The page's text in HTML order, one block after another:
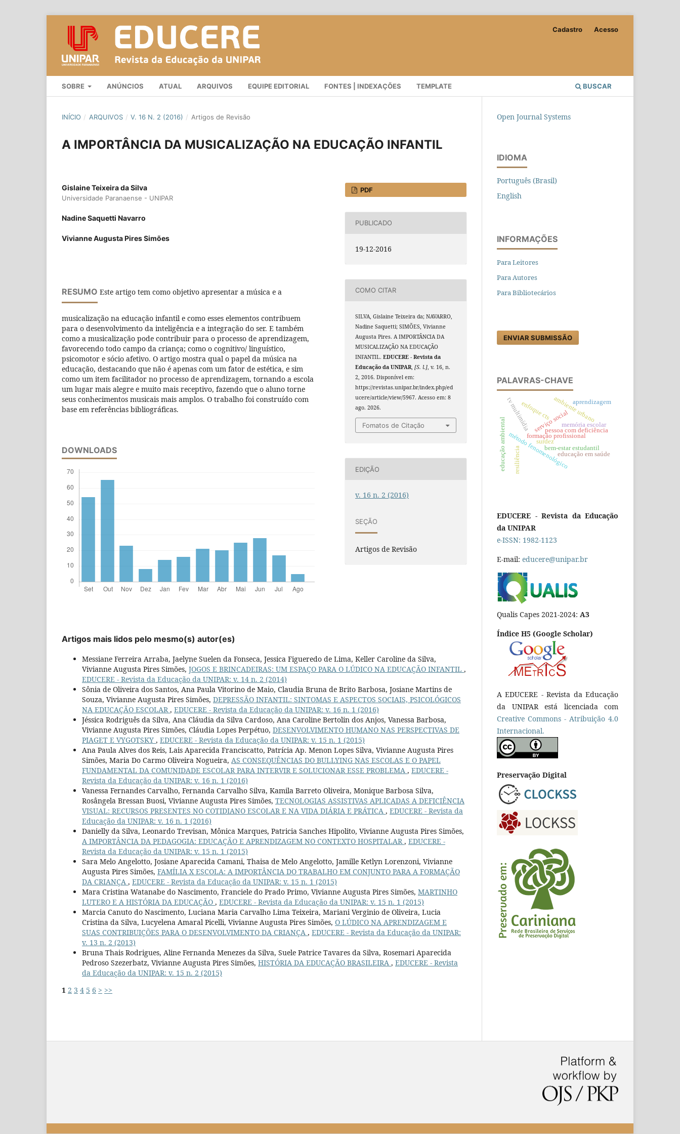
SOBRE ANÚNCIOS ATUAL ARQUIVOS EQUIPE EDITORIAL FONTES | INDEXAÇÕES TEMPLATE BUSCAR
Cadastro Acesso
INÍCIO / ARQUIVOS / V. 16 N. 2 (2016) / Artigos de Revisão
A IMPORTÂNCIA DA MUSICALIZAÇÃO NA EDUCAÇÃO INFANTIL
Gislaine Teixeira da Silva
Universidade Paranaense - UNIPAR
Nadine Saquetti Navarro
Vivianne Augusta Pires Simões
RESUMO Este artigo tem como objetivo apresentar a música e a
musicalização na educação infantil e como esses elementos contribuem
para o desenvolvimento da inteligência e a integração do ser. E também
como a musicalização pode contribuir para o processo de aprendizagem,
favorecendo todo campo da criança; como o cognitivo/ linguístico,
psicomotor e sócio afetivo. O artigo mostra qual o papel da música na
educação, destacando que não é apenas com um fator de estética, e sim
como um item facilitador no processo de aprendizagem, tornando a escola
um lugar mais alegre e muito mais receptivo, fazendo que o aluno torne
seus conhecimentos musicais mais amplos. O trabalho foi construído com
base em referências bibliográficas.
DOWNLOADS
PDF
PUBLICADO
19-12-2016
COMO CITAR
SILVA, Gislaine Teixeira da; NAVARRO,
Nadine Saquetti; SIMÕES, Vivianne
Augusta Pires. A IMPORTÂNCIA DA
MUSICALIZAÇÃO NA EDUCAÇÃO
INFANTIL.EDUCERE - Revista da
Educação da UNIPAR,[S. l.], v. 16, n.
2, 2016. Disponível em:
https://revistas.unipar.br/index.php/ed
ucere/article/view/5967. Acesso em: 8
ago. 2026.
Fomatos de Citação
EDIÇÃO
v. 16 n. 2 (2016)
SEÇÃO
Artigos de Revisão
Artigos mais lidos pelo mesmo(s) autor(es)
Messiane Ferreira Arraba, Jaelyne Suelen da Fonseca, Jessica Figueredo de Lima, Keller Caroline da Silva,
Vivianne Augusta Pires Simões, JOGOS E BRINCADEIRAS: UM ESPAÇO PARA O LÚDICO NA EDUCAÇÃO INFANTIL ,
EDUCERE - Revista da Educação da UNIPAR: v. 14 n. 2 (2014)
Sônia de Oliveira dos Santos, Ana Paula Vitorino de Maio, Claudia Bruna de Brito Barbosa, Josiane Martins de
Souza, Vivianne Augusta Pires Simões, DEPRESSÃO INFANTIL: SINTOMAS E ASPECTOS SOCIAIS, PSICOLÓGICOS
NA EDUCAÇÃO ESCOLAR, EDUCERE - Revista da Educação da UNIPAR: v. 16 n. 1 (2016)
Jéssica Rodriguês da Silva, Ana Cláudia da Silva Cardoso, Ana Caroline Bertolin dos Anjos, Vanessa Barbosa,
Vivianne Augusta Pires Simões, Cláudia Lopes Perpétuo, DESENVOLVIMENTO HUMANO NAS PERSPECTIVAS DE
PIAGET E VYGOTSKY , EDUCERE - Revista da Educação da UNIPAR: v. 15 n. 1 (2015)
Ana Paula Alves dos Reis, Lais Aparecida Franciscatto, Patrícia Ap. Menon Lopes Silva, Vivianne Augusta Pires
Simões, Maria Do Carmo Oliveira Nogueira, AS CONSEQUÊNCIAS DO BULLYING NAS ESCOLAS E O PAPEL
FUNDAMENTAL DA COMUNIDADE ESCOLAR PARA INTERVIR E SOLUCIONAR ESSE PROBLEMA , EDUCERE -
Revista da Educação da UNIPAR: v. 16 n. 1 (2016)
Vanessa Fernandes Carvalho, Fernanda Carvalho Silva, Kamila Barreto Oliveira, Monique Barbosa Silva,
Rosângela Bressan Buosi, Vivianne Augusta Pires Simões, TECNOLOGIAS ASSISTIVAS APLICADAS A DEFICIÊNCIA
VISUAL: RECURSOS PRESENTES NO COTIDIANO ESCOLAR E NA VIDA DIÁRIA E PRÁTICA , EDUCERE - Revista da
Educação da UNIPAR: v. 16 n. 1 (2016)
Danielly da Silva, Leonardo Trevisan, Mônica Marques, Patricia Sanches Hipolito, Vivianne Augusta Pires Simões,
A IMPORTÂNCIA DA PEDAGOGIA: EDUCAÇÃO E APRENDIZAGEM NO CONTEXTO HOSPITALAR, EDUCERE -
Revista da Educação da UNIPAR: v. 15 n. 1 (2015)
Sara Melo Angelotto, Josiane Aparecida Camani, Thaisa de Melo Angelotto, Jamille Ketlyn Lorenzoni, Vivianne
Augusta Pires Simões, FAMÍLIA X ESCOLA: A IMPORTÂNCIA DO TRABALHO EM CONJUNTO PARA A FORMAÇÃO
DA CRIANÇA , EDUCERE - Revista da Educação da UNIPAR: v. 15 n. 1 (2015)
Mara Cristina Watanabe do Nascimento, Franciele do Prado Primo, Vivianne Augusta Pires Simões, MARTINHO
LUTERO E A HISTÓRIA DA EDUCAÇÃO , EDUCERE - Revista da Educação da UNIPAR: v. 15 n. 1 (2015)
Marcia Canuto do Nascimento, Luciana Maria Carvalho Lima Teixeira, Mariani Verginio de Oliveira, Lucia
Cristina da Silva, Lucyelena Amaral Picelli, Vivianne Augusta Pires Simões, O LÚDICO NA APRENDIZAGEM E
SUAS CONTRIBUIÇÕES PARA O DESENVOLVIMENTO DA CRIANÇA , EDUCERE - Revista da Educação da UNIPAR:
v. 13 n. 2 (2013)
Bruna Thais Rodrigues, Aline Fernanda Menezes da Silva, Suele Patrice Tavares da Silva, Rosemari Aparecida
Pedroso Szezerbatz, Vivianne Augusta Pires Simões, HISTÓRIA DA EDUCAÇÃO BRASILEIRA , EDUCERE - Revista
da Educação da UNIPAR: v. 15 n. 2 (2015)
1 2 3 4 5 6 > >>
Open Journal Systems
IDIOMA
Português (Brasil)
English
INFORMAÇÕES
Para Leitores
Para Autores
Para Bibliotecários
ENVIAR SUBMISSÃO
PALAVRAS-CHAVE
pessoa com deficiência
formação profissional
serviço social
método fenomenológico
ambiente urbano
educação ambiental
enfoque cts
memória escolar
bem-estar estudantil
educação em saúde
tv multimídia
resiliência
surdez
aprendizagem
EDUCERE - Revista da Educação
da UNIPAR
e-ISSN: 1982-1123
E-mail: educere@unipar.br
Qualis Capes 2021-2024: A3
Índice H5 (Google Scholar)
A EDUCERE - Revista da Educação
da UNIPAR está licenciada com
Creative Commons - Atribuição 4.0
Internacional.
Preservação Digital